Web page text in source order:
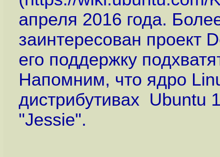
апреля 2016 года.
заинтересован проект
его поддержку
Напомним, что ядро
дистрибутивах Ubuntu
"Jessie".